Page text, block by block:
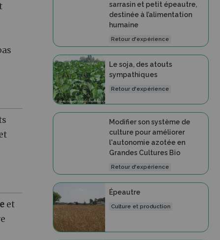
et
sarrasin et petit épeautre,
destinée à l’alimentation
humaine
Retour d'expérience
Le soja, des atouts
sympathiques
Retour d'expérience
Modifier son système de
culture pour améliorer
l'autonomie azotée en
Grandes Cultures Bio
Retour d'expérience
Épeautre
Culture et production